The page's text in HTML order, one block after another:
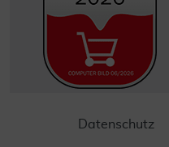
Datenschutz